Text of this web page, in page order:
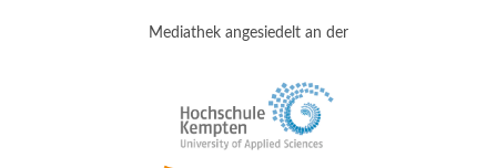
Mediathek angesiedelt an der